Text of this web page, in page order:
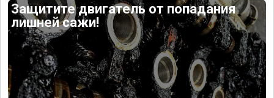
Защитите двигатель от попадания
лишней сажи!